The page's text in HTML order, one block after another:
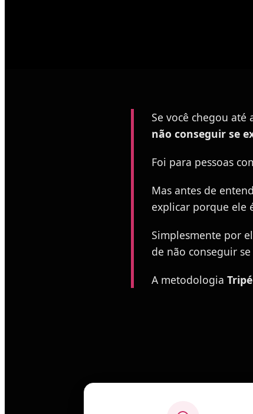
Se você chegou
não conseguir se
Foi para pessoas
Mas antes de
explicar porque ele
Simplesmente por
de não conseguir
A metodologia